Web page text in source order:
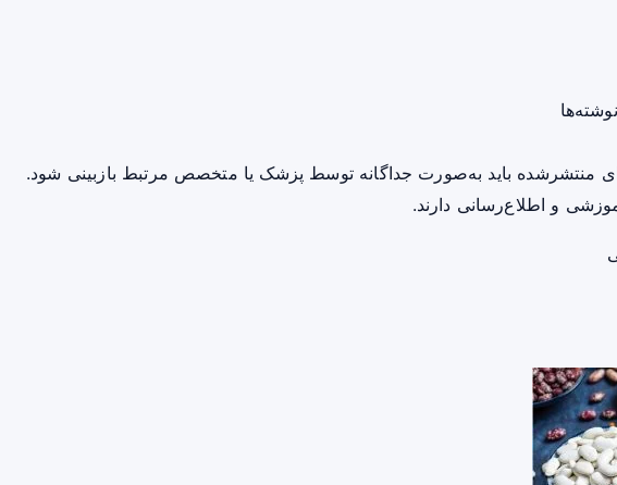
منتشرشده باید به‌صورت جداگانه توسط پزشک یا متخصص مرتبط بازبینی شود.
و اطلاع‌رسانی دارند.